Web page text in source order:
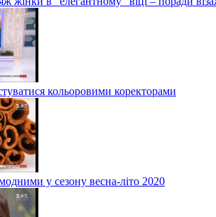
кольоровими коректорами
у сезону весна-літо 2020